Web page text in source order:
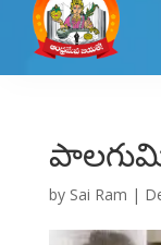
by Sai Ram |